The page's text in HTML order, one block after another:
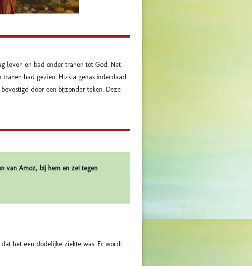
leven en bad onder tranen tot God. Net
had gezien. Hizkia genas inderdaad
door een bijzonder teken. Deze
van Amoz, bij hem en zei tegen
het een dodelijke ziekte was. Er wordt